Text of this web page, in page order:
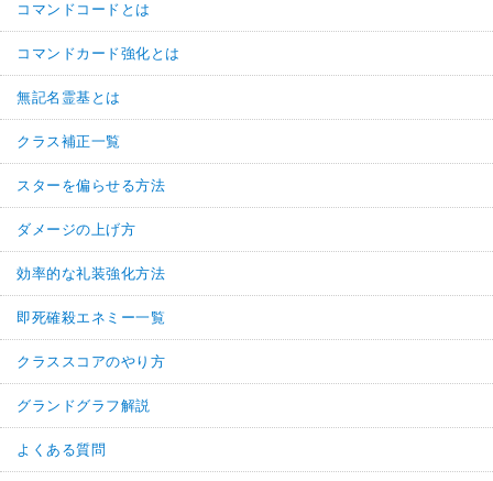
コマンドコードとは
コマンドカード強化とは
無記名霊基とは
クラス補正一覧
スターを偏らせる方法
ダメージの上げ方
効率的な礼装強化方法
即死確殺エネミー一覧
クラススコアのやり方
グランドグラフ解説
よくある質問